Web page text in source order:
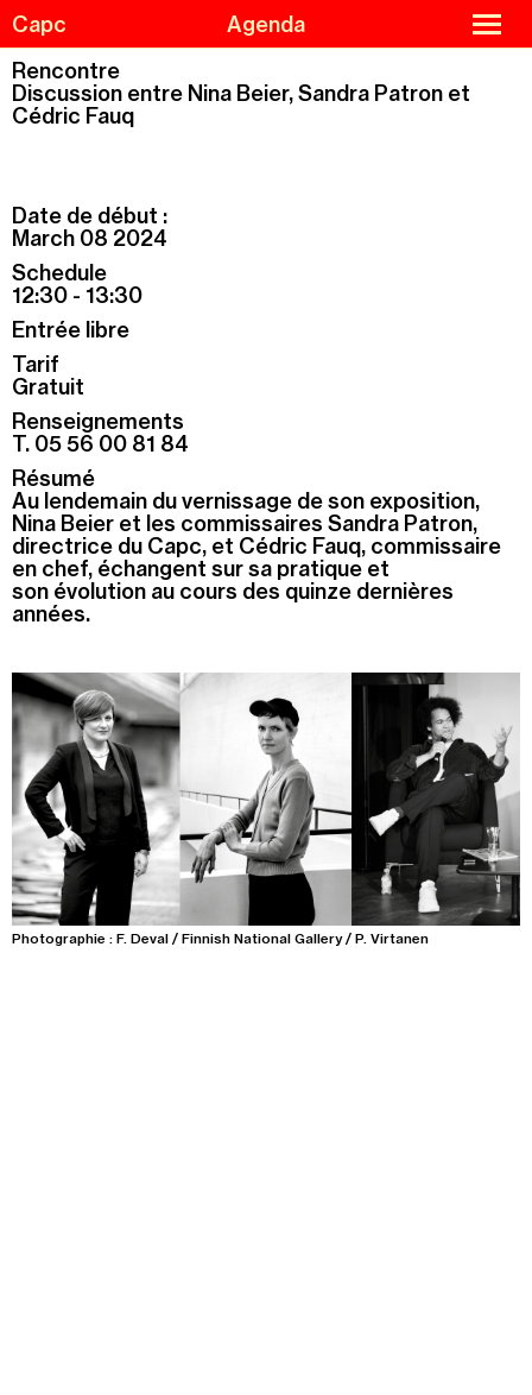
to
main
content
Capc Agenda
close
menu
navigation
Agenda
Guided tours and workshops
Capc Kids
Collections
The Capc
Residencies
Support us
Practical information
Menu
Recherche
Recherche
Prochainement
Today
Pollen
See all events
Rencontre
Discussion entre Nina Beier, Sandra Patron et
Cédric Fauq
Date de début :
March 08 2024
Schedule
12:30 - 13:30
Entrée libre
Tarif
Gratuit
Renseignements
T. 05 56 00 81 84
Résumé
Au lendemain du vernissage de son exposition,
Nina Beier et les commissaires Sandra Patron,
directrice du Capc, et Cédric Fauq, commissaire
en chef, échangent sur sa pratique et
son évolution au cours des quinze dernières
années.
Photographie : F. Deval / Finnish National Gallery / P. Virtanen